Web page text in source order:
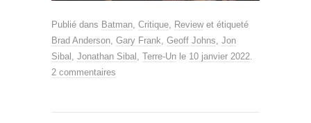
Publié dans Batman Critique Reviewet étiqueté
Brad Anderson Gary Frank Geoff Johns Jon
Sibal Jonathan Sibal Terre-Un le 10 janvier 2022
2 commentaires